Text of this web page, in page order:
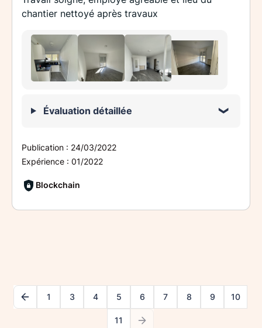
chantier nettoyé après travaux
Évaluation détaillée
Publication : 24/03/2022
Expérience : 01/2022
Blockchain
1 3 4 5 6 7 8 9 10
11